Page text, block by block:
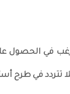
في الحصول
تتردد في طرح